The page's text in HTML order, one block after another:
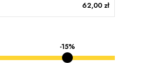
62,00 zł
-15%